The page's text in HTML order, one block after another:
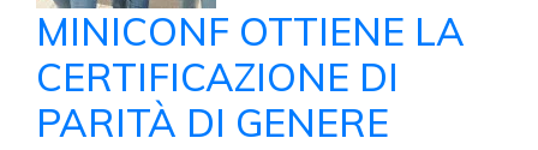
MINICONF OTTIENE LA
CERTIFICAZIONE DI
PARITÀ DI GENERE